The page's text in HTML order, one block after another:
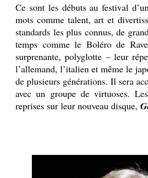
Ce sont les débuts au festival
mots comme talent, art et
standards les plus connus, de
temps comme le Boléro de
surprenante, polyglotte – leur
l’allemand, l’italien et même le
de plusieurs générations. Il sera
avec un groupe de virtuoses.
reprises sur leur nouveau disque,